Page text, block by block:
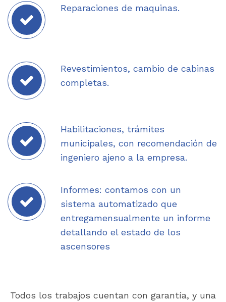
Reparaciones de maquinas.
Revestimientos, cambio de cabinas
completas.
Habilitaciones, trámites
municipales, con recomendación de
ingeniero ajeno a la empresa.
Informes: contamos con un
sistema automatizado que
entregamensualmente un informe
detallando el estado de los
ascensores
Todos los trabajos cuentan con garantía, y una